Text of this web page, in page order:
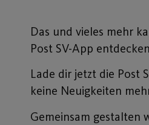
Das und vieles mehr
Post SV-App
Lade dir jetzt die Post
keine Neuigkeiten
Gemeinsam gestalten